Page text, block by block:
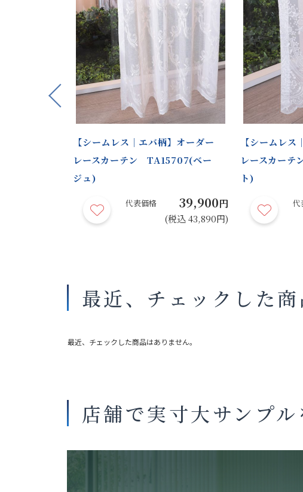
Previous
【シームレス｜エバ柄】オーダー
レースカーテン TA15707(ベー
ジュ)
代表価格 39,900円
(税込 43,890円)
【シームレス
レースカー
ト)
代
最近、チェックした商
最近、チェックした商品はありません。
店舗で実寸大サンプ